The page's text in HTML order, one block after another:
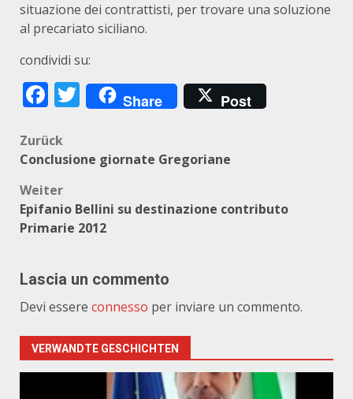
situazione dei contrattisti, per trovare una soluzione
al precariato siciliano.
condividi su:
Facebook
Twitter
Share Post
Beitragsnavigation
Zurück
Conclusione giornate Gregoriane
Weiter
Epifanio Bellini su destinazione contributo
Primarie 2012
Lascia un commento
Devi essere connesso per inviare un commento.
VERWANDTE GESCHICHTEN